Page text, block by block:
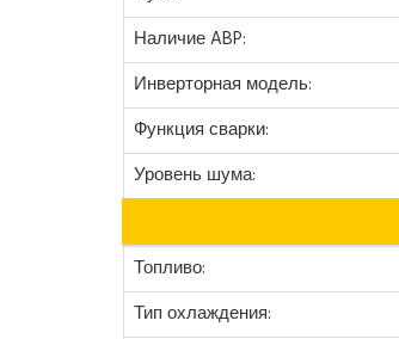
Наличие ABP:
Инверторная модель:
Функция сварки:
Уровень шума:
Топливо:
Тип охлаждения: